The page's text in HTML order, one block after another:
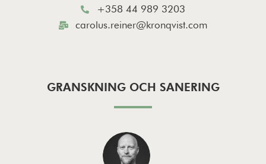
+358 44 989 3203
carolus.reiner@kronqvist.com
GRANSKNING OCH SANERING